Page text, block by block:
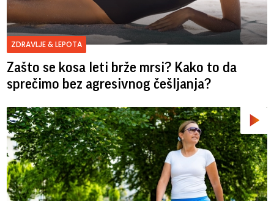
ZDRAVLJE & LEPOTA
Zašto se kosa leti brže mrsi? Kako to da
sprečimo bez agresivnog češljanja?